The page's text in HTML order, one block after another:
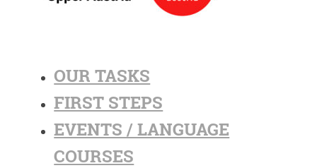
OUR TASKS
FIRST STEPS
EVENTS / LANGUAGE
COURSES